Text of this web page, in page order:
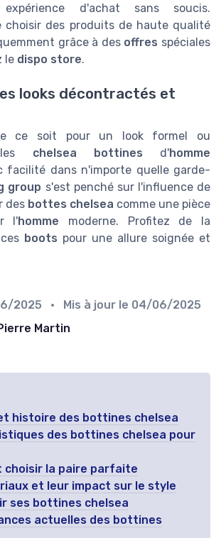
d'achat sans soucis.
choisir des produits de haute qualité
grâce à des offres spéciales
le dispo store.
looks décontractés et
ce soit pour un look formel ou
les chelsea bottines d'homme
facilité dans n'importe quelle garde-
group s'est penché sur l'influence de
des bottes chelsea comme une pièce
l'homme moderne. Profitez de la
boots pour une allure soignée et
2025 • Mis à jour le 04/06/2025
Martin
histoire des bottines chelsea
des bottines chelsea pour
choisir la paire parfaite
et leur impact sur le style
ses bottines chelsea
actuelles des bottines